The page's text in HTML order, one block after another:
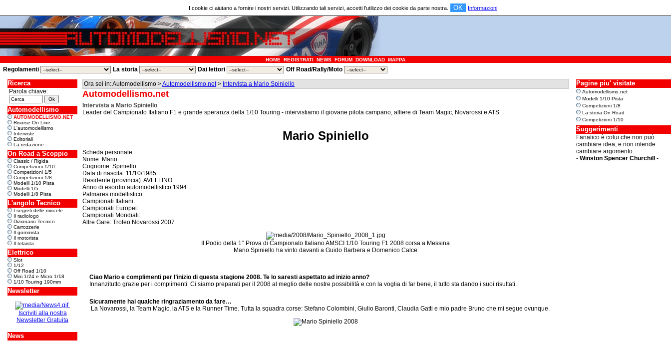
I cookie ci aiutano a fornire i nostri servizi. Utilizzando tali servizi, accetti l'utilizzo dei cookie da parte nostra. OK Informazioni
HOME REGISTRATI NEWS FORUM DOWNLOAD MAPPA
Regolamenti La storia Dai lettori Off Road/Rally/Moto
Ricerca
Parola chiave:
Automodellismo
AUTOMODELLISMO.NET
Risorse On Line
L'automodellismo
Interviste
Editoriali
La redazione
On Road a Scoppio
Classic / Rigida
Competizioni 1/10
Competizioni 1/5
Competizioni 1/8
Modelli 1/10 Pista
Modelli 1/5
Modelli 1/8 Pista
L'angolo Tecnico
I segreti delle miscele
Il radiologo
Dizionario Tecnico
Carrozzerie
Il gommista
Il motorista
Il telaista
Elettrico
Slot
1/12
Off Road 1/10
Mini 1/24 e Micro 1/18
1/10 Touring 190mm
Newsletter
Iscriviti alla nostra
Newsletter Gratuita
News
Ora sei in: Automodellismo >Automodellismo.net> Intervista a Mario Spiniello
Automodellismo.net
Intervista a Mario Spiniello
Leader del Campionato Italiano F1 e grande speranza della 1/10 Touring - intervistiamo il giovane pilota campano, alfiere di Team Magic, Novarossi e ATS.
Mario Spiniello
Scheda personale:
Nome: Mario
Cognome: Spiniello
Data di nascita: 11/10/1985
Residente (provincia): AVELLINO
Anno di esordio automodellistico 1994
Palmares modellistico
Campionati Italiani:
Campionati Europei:
Campionati Mondiali:
Altre Gare: Trofeo Novarossi 2007
Il Podio della 1° Prova di Campionato Italiano AMSCI 1/10 Touring F1 2008 corsa a Messina
Mario Spiniello ha vinto davanti a Guido Barbera e Domenico Calce
Ciao Mario e complimenti per l’inizio di questa stagione 2008. Te lo saresti aspettato ad inizio anno?
Innanzitutto grazie per i complimenti. Ci siamo preparati per il 2008 al meglio delle nostre possibilità e con la voglia di far bene, il tutto sta dando i suoi risultati.
Sicuramente hai qualche ringraziamento da fare…
La Novarossi, la Team Magic, la ATS e la Runner Time. Tutta la squadra corse: Stefano Colombini, Giulio Baronti, Claudia Gatti e mio padre Bruno che mi segue ovunque.
Pagine piu' visitate
Automodellismo.net
Modelli 1/10 Pista
Competizioni 1/8
La storia On Road
Competizioni 1/10
Suggerimenti
Fanatico è colui che non può
cambiare idea, e non intende
cambiare argomento.
- Winston Spencer Churchill -